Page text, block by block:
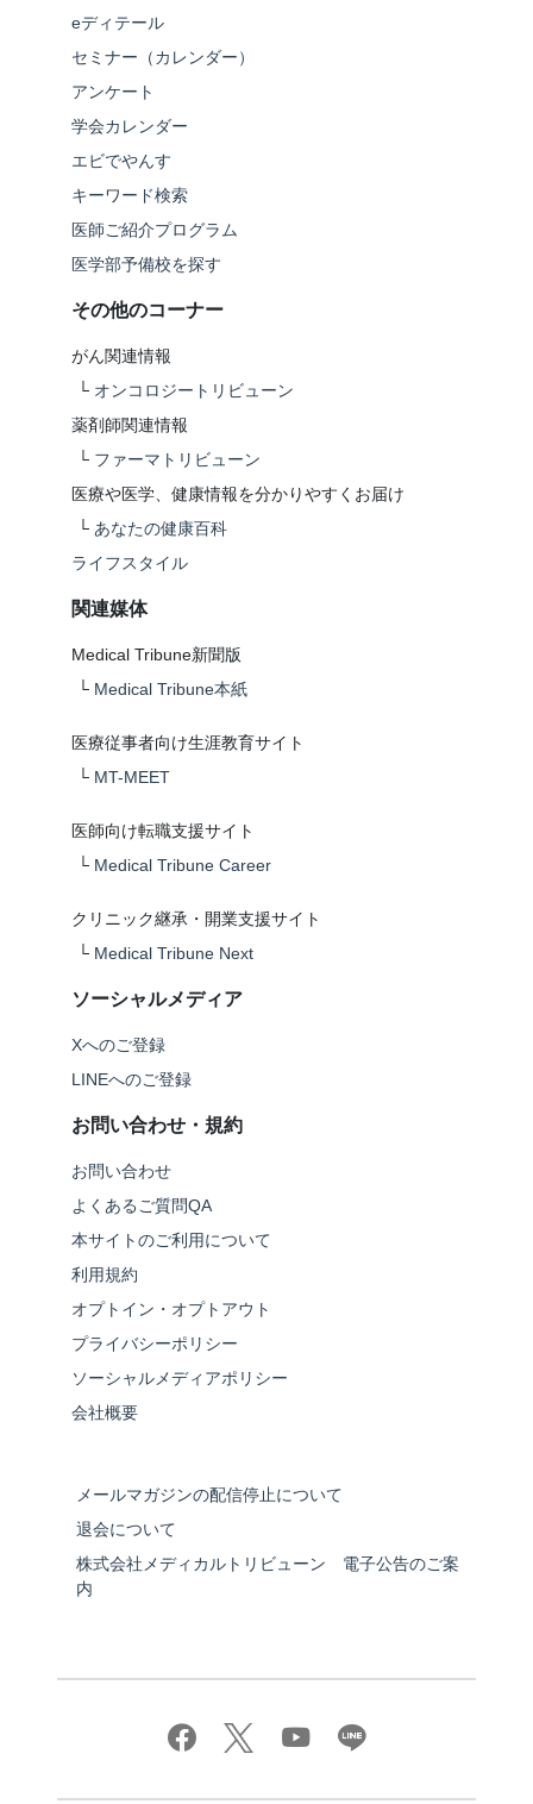
eディテール
セミナー（カレンダー）
アンケート
学会カレンダー
エビでやんす
キーワード検索
医師ご紹介プログラム
医学部予備校を探す
その他のコーナー
がん関連情報
└ オンコロジートリビューン
薬剤師関連情報
└ ファーマトリビューン
医療や医学、健康情報を分かりやすくお届け
└ あなたの健康百科
ライフスタイル
関連媒体
Medical Tribune新聞版
└ Medical Tribune本紙
医療従事者向け生涯教育サイト
└ MT-MEET
医師向け転職支援サイト
└ Medical Tribune Career
クリニック継承・開業支援サイト
└ Medical Tribune Next
ソーシャルメディア
Xへのご登録
LINEへのご登録
お問い合わせ・規約
お問い合わせ
よくあるご質問QA
本サイトのご利用について
利用規約
オプトイン・オプトアウト
プライバシーポリシー
ソーシャルメディアポリシー
会社概要
メールマガジンの配信停止について
退会について
株式会社メディカルトリビューン 電子公告のご案
内